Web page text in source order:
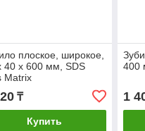
плоское, широкое,
40 х 600 мм, SDS
Matrix
₸
Купить
400
1